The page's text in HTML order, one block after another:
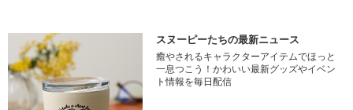
スヌーピーたちの最新ニュース
癒やされるキャラクターアイテムでほっと
一息つこう！かわいい最新グッズやイベン
ト情報を毎日配信